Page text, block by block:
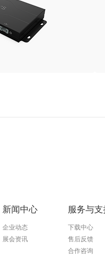
新闻中心
企业动态
展会资讯
服务与支
下载中心
售后反馈
合作咨询